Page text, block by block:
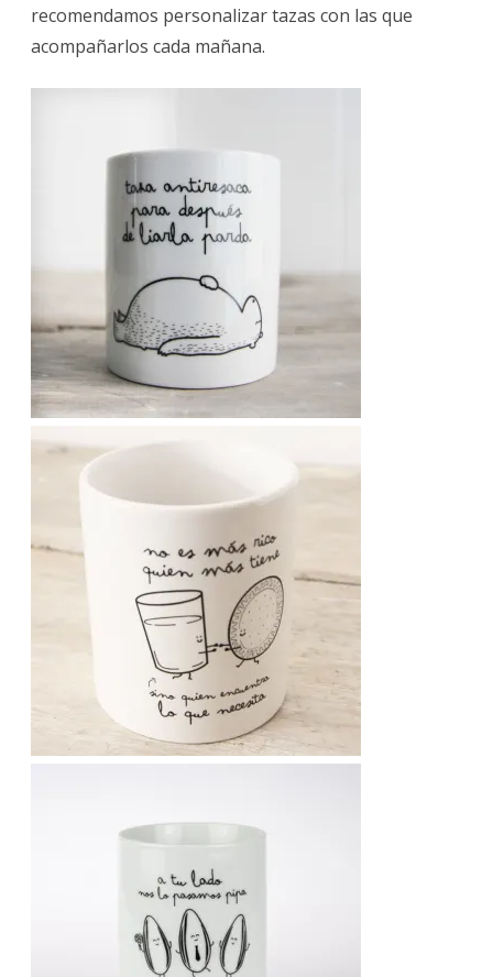
recomendamos personalizar tazas con las que
acompañarlos cada mañana.